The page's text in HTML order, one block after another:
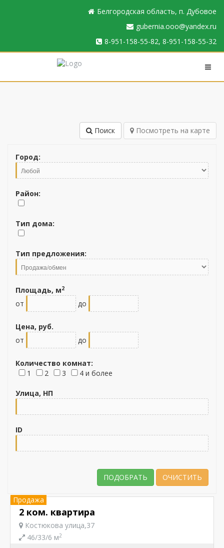
Белгородская область, п. Дубовое
gubernia.ooo@yandex.ru
8-951-158-55-82, 8-951-158-55-32
Поиск Посмотреть на карте
Город:
Район:
Тип дома:
Тип предложения:
Площадь, м2
от до
Цена, руб.
от
до
Количество комнат:
1
2 3 4 и более
Улица, НП
ID
Продажа
2 ком. квартира
Костюкова улица,37
46/33/6 м2